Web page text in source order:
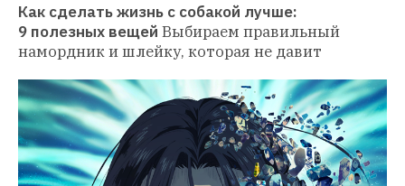
Как сделать жизнь с собакой лучше:
9 полезных вещей Выбираем правильный
намордник и шлейку, которая не давит